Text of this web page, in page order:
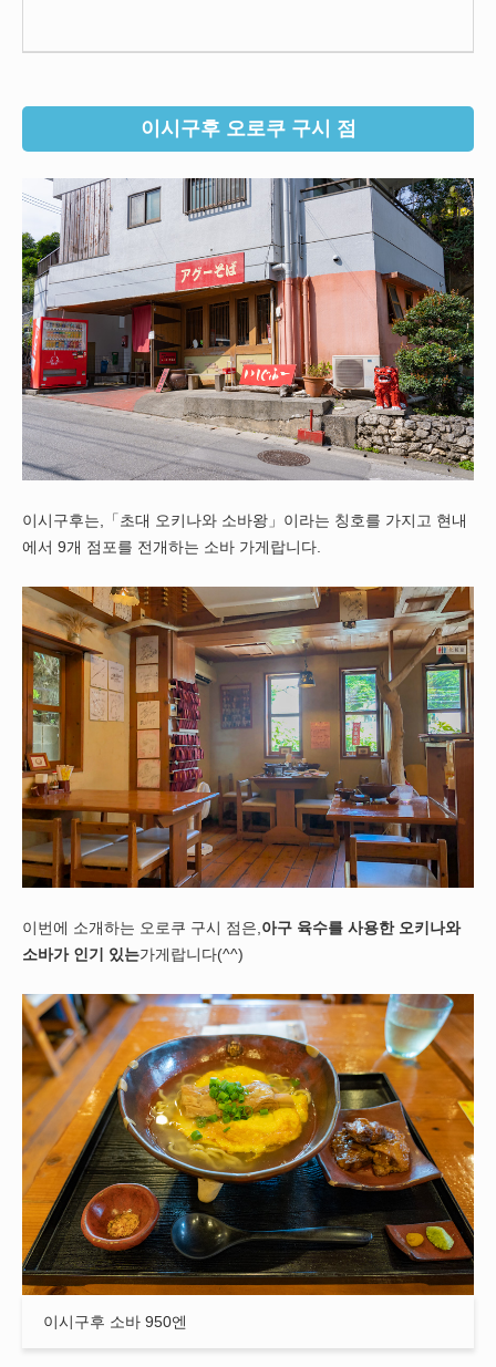
이시구후 오로쿠 구시 점
이시구후는,「초대 오키나와 소바왕」이라는 칭호를 가지고 현내
에서 9개 점포를 전개하는 소바 가게랍니다.
이번에 소개하는 오로쿠 구시 점은, 아구 육수를 사용한 오키나와
소바가 인기 있는가게랍니다(^^)
이시구후 소바 950엔